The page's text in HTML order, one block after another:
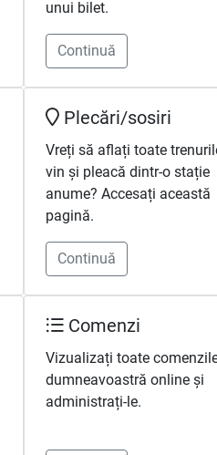
unui bilet.
Continuă
Plecări/sosiri
Vreți să aflați toate
vin și pleacă dintr-o stație
anume? Accesați această
pagină.
Continuă
Comenzi
Vizualizați toate
dumneavoastră online și
administrați-le.